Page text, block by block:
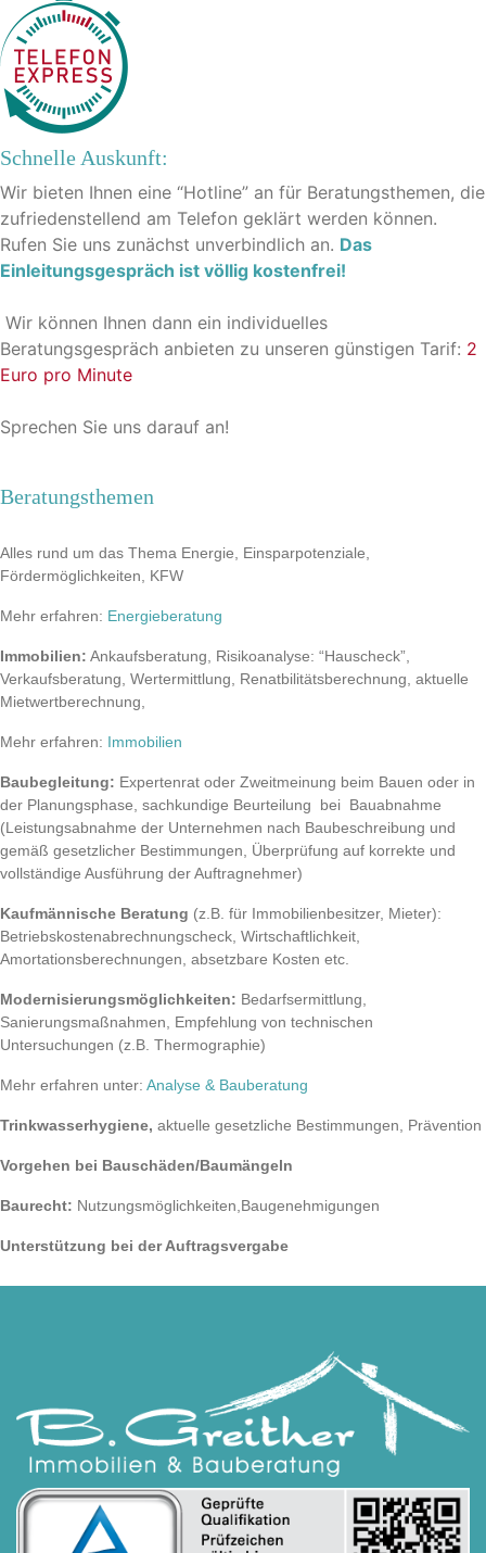
Schnelle Auskunft:
Wir bieten Ihnen eine “Hotline” an für Beratungsthemen, die
zufriedenstellend am Telefon geklärt werden können.
Rufen Sie uns zunächst unverbindlich an. Das
Einleitungsgespräch ist völlig kostenfrei!
Wir können Ihnen dann ein individuelles
Beratungsgespräch anbieten zu unseren günstigen Tarif: 2
Euro pro Minute
Sprechen Sie uns darauf an!
Beratungsthemen
Alles rund um das Thema Energie, Einsparpotenziale,
Fördermöglichkeiten, KFW
Mehr erfahren: Energieberatung
Immobilien: Ankaufsberatung, Risikoanalyse: “Hauscheck”,
Verkaufsberatung, Wertermittlung, Renatbilitätsberechnung, aktuelle
Mietwertberechnung,
Mehr erfahren: Immobilien
Baubegleitung: Expertenrat oder Zweitmeinung beim Bauen oder in
der Planungsphase, sachkundige Beurteilung bei Bauabnahme
(Leistungsabnahme der Unternehmen nach Baubeschreibung und
gemäß gesetzlicher Bestimmungen, Überprüfung auf korrekte und
vollständige Ausführung der Auftragnehmer)
Kaufmännische Beratung (z.B. für Immobilienbesitzer, Mieter):
Betriebskostenabrechnungscheck, Wirtschaftlichkeit,
Amortationsberechnungen, absetzbare Kosten etc.
Modernisierungsmöglichkeiten: Bedarfsermittlung,
Sanierungsmaßnahmen, Empfehlung von technischen
Untersuchungen (z.B. Thermographie)
Mehr erfahren unter: Analyse & Bauberatung
Trinkwasserhygiene, aktuelle gesetzliche Bestimmungen, Prävention
Vorgehen bei Bauschäden/Baumängeln
Baurecht: Nutzungsmöglichkeiten,Baugenehmigungen
Unterstützung bei der Auftragsvergabe